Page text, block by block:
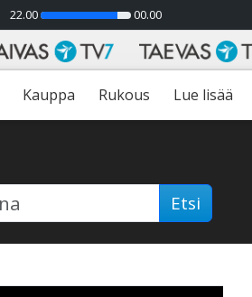
22.00
85%
00.00
Kauppa Rukous Lue lisää
Etsi